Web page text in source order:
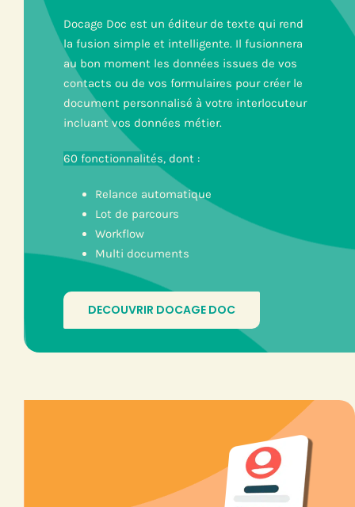
Docage Doc est un éditeur de texte qui rend
la fusion simple et intelligente. Il fusionnera
au bon moment les données issues de vos
contacts ou de vos formulaires pour créer le
document personnalisé à votre interlocuteur
incluant vos données métier.
60 fonctionnalités, dont :
Relance automatique
Lot de parcours
Workflow
Multi documents
DECOUVRIR DOCAGE DOC